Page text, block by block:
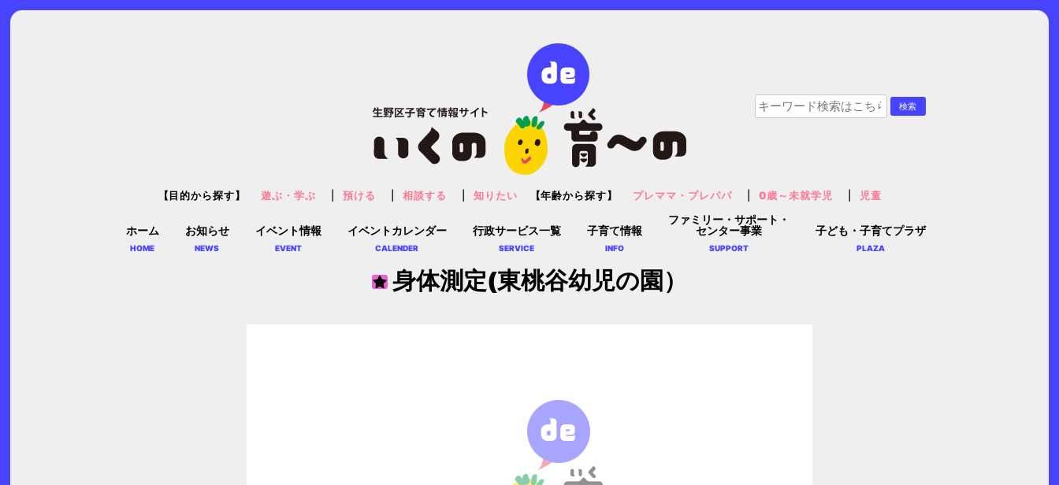
ホーム
HOME
お知らせ
NEWS
イベント情報
EVENT
イベントカレンダー
CALENDER
行政サービス一覧
SERVICE
子育て情報
INFO
ファミリー・サポート・
センター事業
SUPPORT
子ども・子育てプラザ
PLAZA
【目的から探す】 遊ぶ・学ぶ 預ける 相談する 知りたい 【年齢から探す】 プレママ・プレパパ 0歳～未就学児 児童
身体測定(東桃谷幼児の園）